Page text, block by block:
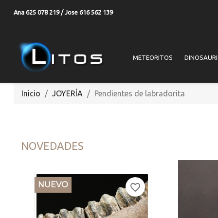
Ana 625 078 219 / Jose 616 562 139
METEORITOS
Inicio JOYERÍA Pendientes de labradorita
NOVEDADES
NUEVO favorite_border